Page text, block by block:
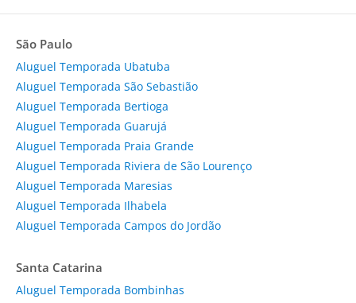
São Paulo
Aluguel Temporada Ubatuba
Aluguel Temporada São Sebastião
Aluguel Temporada Bertioga
Aluguel Temporada Guarujá
Aluguel Temporada Praia Grande
Aluguel Temporada Riviera de São Lourenço
Aluguel Temporada Maresias
Aluguel Temporada Ilhabela
Aluguel Temporada Campos do Jordão
Santa Catarina
Aluguel Temporada Bombinhas